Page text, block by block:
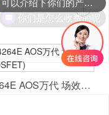
+
AO4264E AOS万代 场效应管(MOSFET)
你们是怎么收费的呢